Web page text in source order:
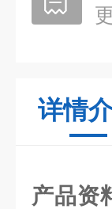
详情
产品资